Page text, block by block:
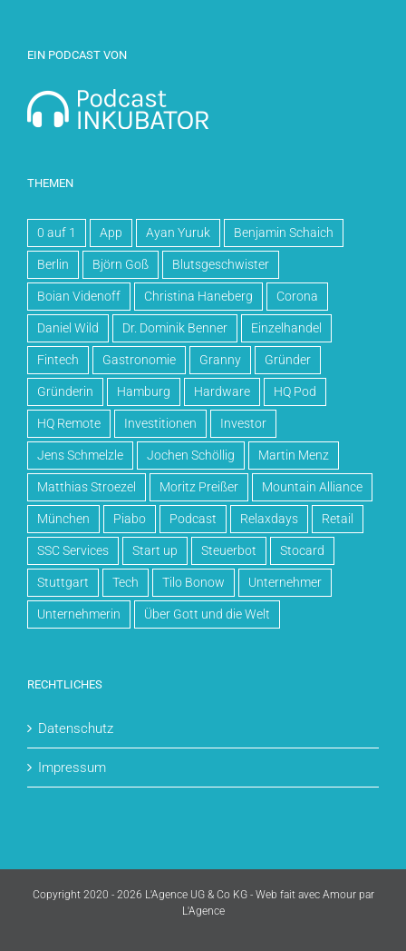
EIN PODCAST VON
THEMEN
0 auf 1 App Ayan Yuruk Benjamin Schaich
Berlin Björn Goß Blutsgeschwister
Boian Videnoff Christina Haneberg Corona
Daniel Wild Dr. Dominik Benner Einzelhandel
Fintech Gastronomie Granny Gründer
Gründerin Hamburg Hardware HQ Pod
HQ Remote Investitionen Investor
Jens Schmelzle Jochen Schöllig Martin Menz
Matthias Stroezel Moritz Preißer Mountain Alliance
München Piabo Podcast Relaxdays Retail
SSC Services Start up Steuerbot Stocard
Stuttgart Tech Tilo Bonow Unternehmer
Unternehmerin Über Gott und die Welt
RECHTLICHES
Datenschutz
Impressum
Copyright 2020 - 2026 L'Agence UG & Co KG - Web fait avec Amour par
L'Agence